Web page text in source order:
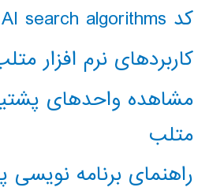
کد classical AI search algorithms
کاربردهای نرم افزار
مشاهده واحدهای
متلب
راهنمای برنامه نویسی